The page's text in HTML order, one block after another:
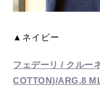
▲ネイビー
フェデーリ / クルー
COTTON)/ARG.8